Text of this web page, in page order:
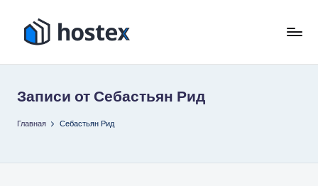
Перейти
содержимому
с
т
отпуска
с
Записи от Себастьян Рид
Главная Себастьян Рид